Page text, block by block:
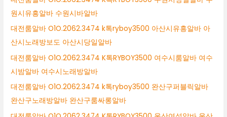
원시유흥알바 수원시바알바
대전룸알바 O1O.2062.3474 k톡ryboy3500 아산시유흥알바 아
산시노래방보도 아산시당일알바
대전룸알바 O1O.2062.3474 K톡RYBOY3500 여수시룸알바 여수
시밤알바 여수시노래방알바
대전룸알바 O1O.2062.3474 k톡ryboy3500 완산구퍼블릭알바
완산구노래방알바 완산구룸싸롱알바